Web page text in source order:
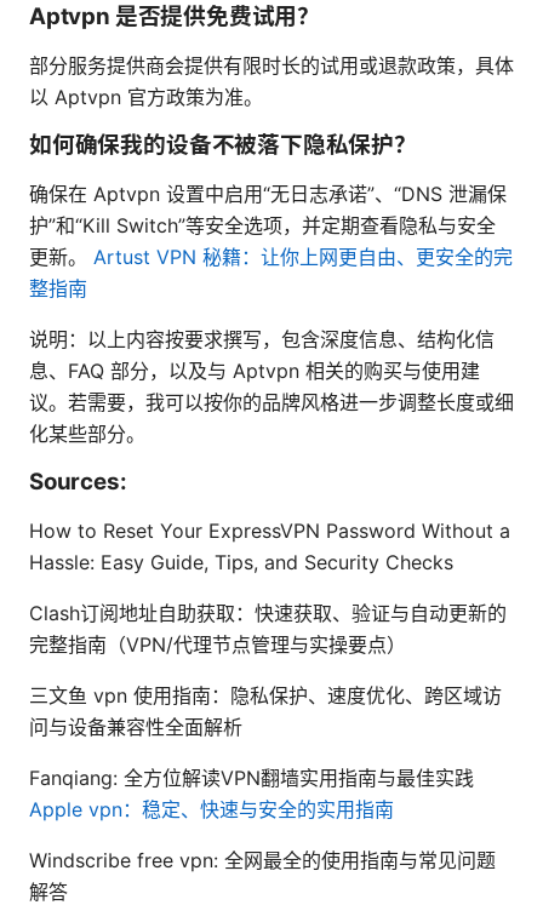
Aptvpn 是否提供免费试用？
部分服务提供商会提供有限时长的试用或退款政策，具体
以 Aptvpn 官方政策为准。
如何确保我的设备不被落下隐私保护？
确保在 Aptvpn 设置中启用“无日志承诺”、“DNS 泄漏保
护”和“Kill Switch”等安全选项，并定期查看隐私与安全
更新。 Artust VPN 秘籍：让你上网更自由、更安全的完
整指南
说明：以上内容按要求撰写，包含深度信息、结构化信
息、FAQ 部分，以及与 Aptvpn 相关的购买与使用建
议。若需要，我可以按你的品牌风格进一步调整长度或细
化某些部分。
Sources:
How to Reset Your ExpressVPN Password Without a
Hassle: Easy Guide, Tips, and Security Checks
Clash订阅地址自助获取：快速获取、验证与自动更新的
完整指南（VPN/代理节点管理与实操要点）
三文鱼 vpn 使用指南：隐私保护、速度优化、跨区域访
问与设备兼容性全面解析
Fanqiang: 全方位解读VPN翻墙实用指南与最佳实践
Apple vpn：稳定、快速与安全的实用指南
Windscribe free vpn: 全网最全的使用指南与常见问题
解答